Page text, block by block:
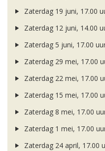
Zaterdag 19 juni, 17.00
Zaterdag 12 juni, 14.00
Zaterdag 5 juni, 17.00
Zaterdag 29 mei, 17.00
Zaterdag 22 mei, 17.00
Zaterdag 15 mei, 17.00
Zaterdag 8 mei, 17.00
Zaterdag 1 mei, 17.00
Zaterdag 24 april, 17.00